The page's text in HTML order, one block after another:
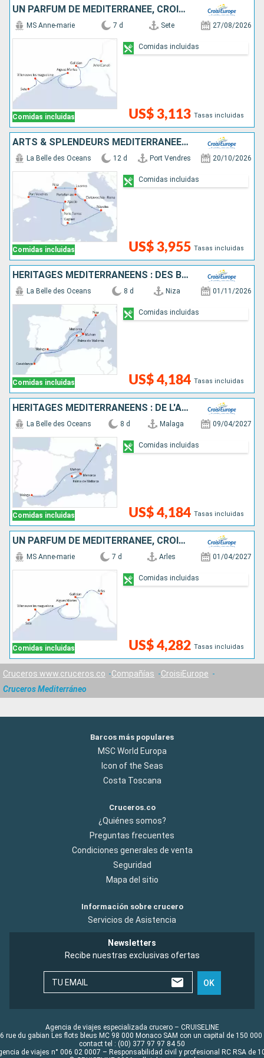
UN PARFUM DE MÉDITERRANÉE, CROISIÈRE AUTHENTIQUE AU C½UR DE LA PROVENCE ET DE LA CAMARGUE
Comidas incluidas
MS Anne-marie 7 d Sete 27/08/2026
US$ 3,113 Tasas incluidas
Comidas incluidas
ARTS & SPLENDEURS MÉDITERRANÉENNES : CORSE, SARDAIGNE ET PARFUMS D'ITALIE - ESCALES D'EXCEPTION DE NAPOLÉON AUX MÉDICIS : ROME, PISE, NAPLES, CASTELSARDO ET AJACCIO (FORMULE PORT-PORT)
Comidas incluidas
La Belle des Oceans 12 d Port Vendres 20/10/2026
US$ 3,955 Tasas incluidas
Comidas incluidas
HÉRITAGES MÉDITERRANÉENS : DES BALÉARES À L'ANDALOUSIE - ENTRE ÎLES ENCHANTERESSES ET JOYAUX MAURESQUES
Comidas incluidas
La Belle des Oceans 8 d Niza 01/11/2026
US$ 4,184 Tasas incluidas
Comidas incluidas
HÉRITAGES MÉDITERRANÉENS : DE L'ANDALOUSIE AUX BALÉARES - ENTRE JOYAUX MAURESQUES ET ÎLES ENCHANTERESSES
Comidas incluidas
La Belle des Oceans 8 d Malaga 09/04/2027
US$ 4,184 Tasas incluidas
Comidas incluidas
UN PARFUM DE MÉDITERRANÉE, CROISIÈRE AUTHENTIQUE AU C½UR DE LA PROVENCE ET DE LA CAMARGUE
Comidas incluidas
MS Anne-marie 7 d Arles 01/04/2027
US$ 4,282 Tasas incluidas
Comidas incluidas
Cruceros www.cruceros.co Compañías
CroisiEurope
Cruceros Mediterráneo
Barcos más populares
MSC World Europa
Icon of the Seas
Costa Toscana
Cruceros.co
¿Quiénes somos?
Preguntas frecuentes
Condiciones generales de venta
Seguridad
Mapa del sitio
Información sobre crucero
Servicios de Asistencia
Newsletters
Recibe nuestras exclusivas ofertas
TU EMAIL OK
Agencia de viajes especializada crucero – CRUISELINE
rue du gabian Les flots bleus MC 98 000 Monaco SAM con un capital de 150 000
contact tel : (00) 377 97 97 84 50
de viajes n° 006 02 0007 – Responsabilidad civil y profesional RC RSA de